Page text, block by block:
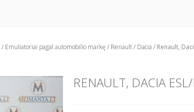
/ Emuliatoriai pagal automobilio markę / Renault / Dacia / Renault,
RENAULT, DACIA